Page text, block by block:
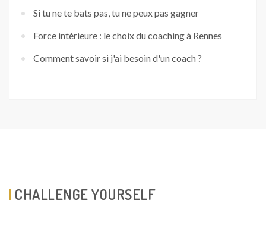
Si tu ne te bats pas, tu ne peux pas gagner
Force intérieure : le choix du coaching à Rennes
Comment savoir si j'ai besoin d'un coach ?
CHALLENGE YOURSELF